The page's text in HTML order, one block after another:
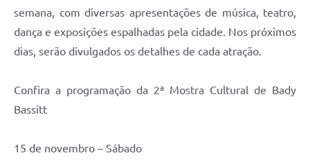
semana, com diversas apresentações de música, teatro,
dança e exposições espalhadas pela cidade. Nos próximos
dias, serão divulgados os detalhes de cada atração.
Confira a programação da 2ª Mostra Cultural de Bady
Bassitt
15 de novembro – Sábado